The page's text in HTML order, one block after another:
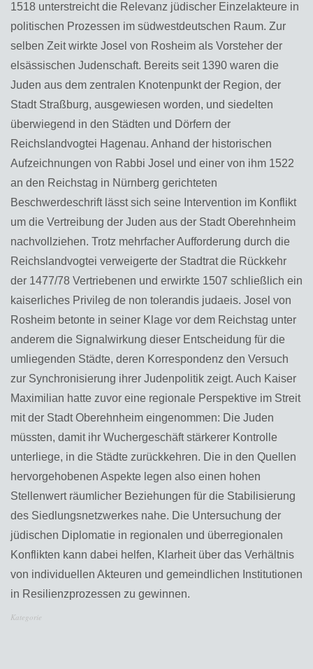
1518 unterstreicht die Relevanz jüdischer Einzelakteure in
politischen Prozessen im südwestdeutschen Raum. Zur
selben Zeit wirkte Josel von Rosheim als Vorsteher der
elsässischen Judenschaft. Bereits seit 1390 waren die
Juden aus dem zentralen Knotenpunkt der Region, der
Stadt Straßburg, ausgewiesen worden, und siedelten
überwiegend in den Städten und Dörfern der
Reichslandvogtei Hagenau. Anhand der historischen
Aufzeichnungen von Rabbi Josel und einer von ihm 1522
an den Reichstag in Nürnberg gerichteten
Beschwerdeschrift lässt sich seine Intervention im Konflikt
um die Vertreibung der Juden aus der Stadt Oberehnheim
nachvollziehen. Trotz mehrfacher Aufforderung durch die
Reichslandvogtei verweigerte der Stadtrat die Rückkehr
der 1477/78 Vertriebenen und erwirkte 1507 schließlich ein
kaiserliches Privileg de non tolerandis judaeis. Josel von
Rosheim betonte in seiner Klage vor dem Reichstag unter
anderem die Signalwirkung dieser Entscheidung für die
umliegenden Städte, deren Korrespondenz den Versuch
zur Synchronisierung ihrer Judenpolitik zeigt. Auch Kaiser
Maximilian hatte zuvor eine regionale Perspektive im Streit
mit der Stadt Oberehnheim eingenommen: Die Juden
müssten, damit ihr Wuchergeschäft stärkerer Kontrolle
unterliege, in die Städte zurückkehren. Die in den Quellen
hervorgehobenen Aspekte legen also einen hohen
Stellenwert räumlicher Beziehungen für die Stabilisierung
des Siedlungsnetzwerkes nahe. Die Untersuchung der
jüdischen Diplomatie in regionalen und überregionalen
Konflikten kann dabei helfen, Klarheit über das Verhältnis
von individuellen Akteuren und gemeindlichen Institutionen
in Resilienzprozessen zu gewinnen.
Kategorie